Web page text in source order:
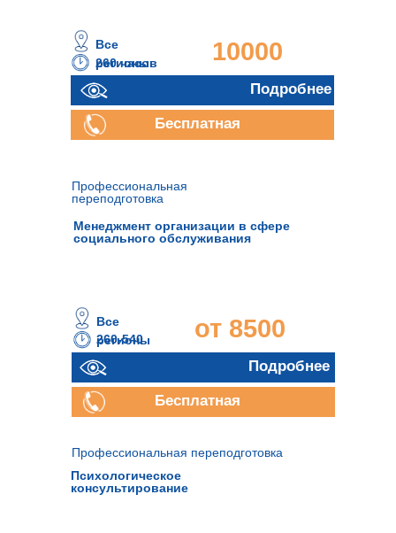
260 часов
10000
руб.
Все
регионы
Подробнее
Бесплатная
Профессиональная
переподготовка
260-540
часов
от 8500
Все
регионы
Подробнее
Бесплатная
Менеджмент организации в сфере
социального обслуживания
Психологическое
консультирование
Профессиональная переподготовка